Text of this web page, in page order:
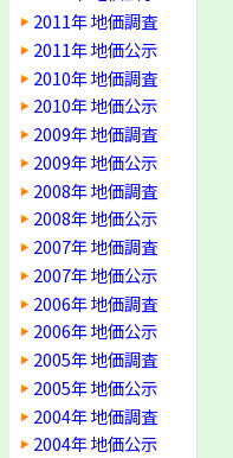
2011年 地価調査
2011年 地価公示
2010年 地価調査
2010年 地価公示
2009年 地価調査
2009年 地価公示
2008年 地価調査
2008年 地価公示
2007年 地価調査
2007年 地価公示
2006年 地価調査
2006年 地価公示
2005年 地価調査
2005年 地価公示
2004年 地価調査
2004年 地価公示